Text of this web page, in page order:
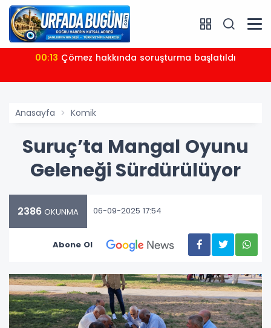
00:13 Çömez hakkında soruşturma başlatıldı
Anasayfa Komik
Suruç’ta Mangal Oyunu
Geleneği Sürdürülüyor
2386 OKUNMA 06-09-2025 17:54
Abone Ol